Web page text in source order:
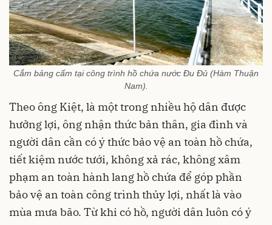
Cắm bảng cấm tại công trình hồ chứa nước Đu Đủ (Hàm Thuận
Nam).
Theo ông Kiệt, là một trong nhiều hộ dân được
hưởng lợi, ông nhận thức bản thân, gia đình và
người dân cần có ý thức bảo vệ an toàn hồ chứa,
tiết kiệm nước tưới, không xả rác, không xâm
phạm an toàn hành lang hồ chứa để góp phần
bảo vệ an toàn công trình thủy lợi, nhất là vào
mùa mưa bão. Từ khi có hồ, người dân luôn có ý